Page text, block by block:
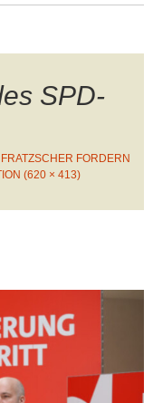
SPD-
FORDERN
(620 × 413)